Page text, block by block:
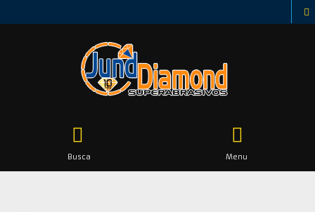
Menu
Busca